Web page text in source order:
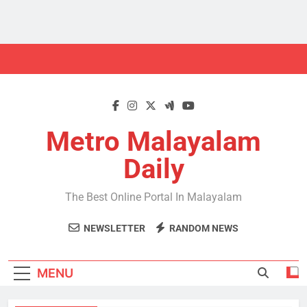
Metro Malayalam
Daily
The Best Online Portal In Malayalam
NEWSLETTER RANDOM NEWS
MENU